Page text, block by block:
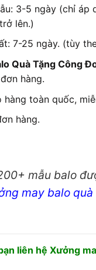
3-5 ngày (chỉ áp
lên.)
7-25 ngày. (tùy
Quà Tặng Công
hàng.
hàng toàn quốc,
hàng.
mẫu balo
may balo quà
liên hệ Xưởng